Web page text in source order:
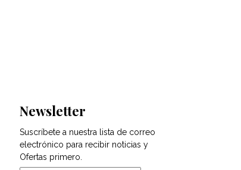
Newsletter
Suscríbete a nuestra lista de correo
electrónico para recibir noticias y
Ofertas primero.